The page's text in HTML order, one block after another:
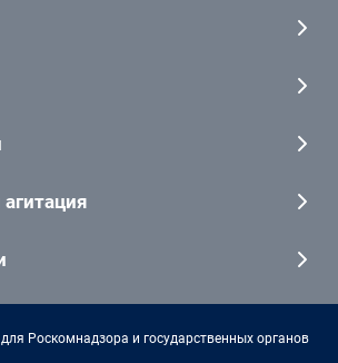
Роскомнадзора и государственных органов